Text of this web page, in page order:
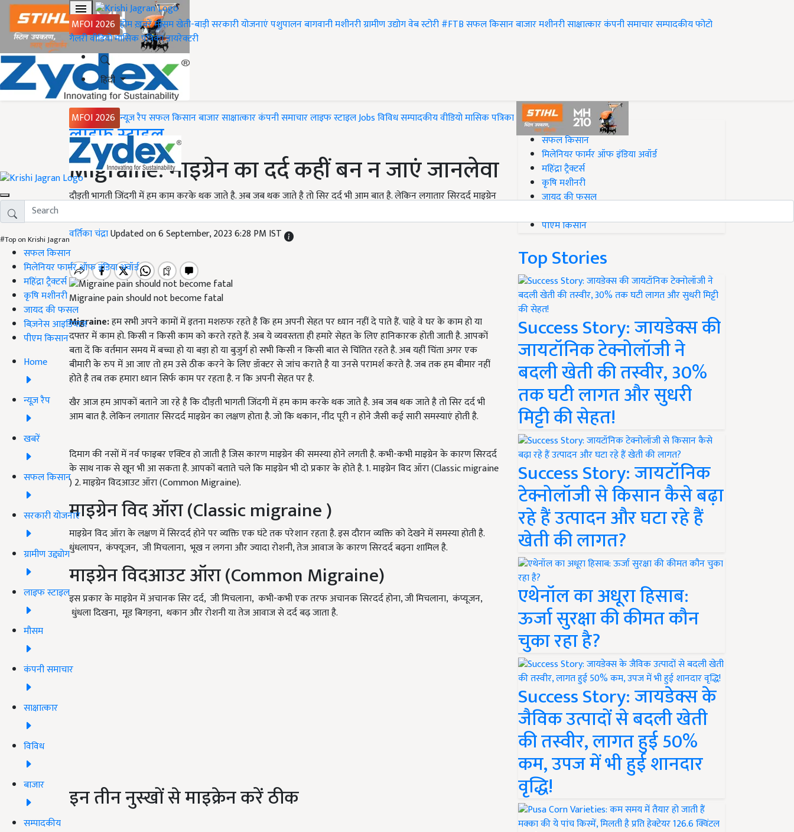
MFOI 2026 होमख़बरेंमौसमखेती-बाड़ीसरकारी योजनाएंपशुपालनबागवानीमशीनरीग्रामीण उद्योगवेब स्टोरी#FTBसफल किसानबाजारमशीनरीसाक्षात्कारकंपनी समाचारसम्पादकीयफोटो
गैलरीवीडियोमासिक पत्रिकाडायरेक्टरी
हिंदी
MFOI 2026 न्यूज़ रैपसफल किसानबाजारसाक्षात्कारकंपनी समाचारलाइफ स्टाइलJobsविविधसम्पादकीयवीडियोमासिक पत्रिका
#Top on Krishi Jagran
सफल किसान
मिलेनियर फार्मर ऑफ इंडिया अवॉर्ड
महिंद्रा ट्रैक्टर्स
कृषि मशीनरी
जायद की फसल
बिज़नेस आइडियाज
पीएम किसान
Home
न्यूज़ रैप
खबरें
सफल किसान
सरकारी योजनाएं
ग्रामीण उद्द्योग
लाइफ स्टाइल
मौसम
कंपनी समाचार
साक्षात्कार
विविध
बाजार
सम्पादकीय
Home
लाइफ स्टाइल
Migraine: माइग्रेन का दर्द कहीं बन न जाएं जानलेवा
दौड़ती भागती जिंदगी में हम काम करके थक जाते है. अब जब थक जाते है तो सिर दर्द भी आम बात है. लेकिन लगातार सिरदर्द माइग्रेन
वर्तिका चंद्राUpdated on 6 September, 2023 6:28 PM IST
Migraine pain should not become fatal
Migraine:हम सभी अपने कामों में इतना मशरुफ रहते है कि हम अपनी सेहत पर ध्यान नहीं दे पाते हैं. चाहे वे घर के काम हो या
दफ्तर में काम हो. किसी न किसी काम को करते रहते हैं. अब ये व्यवस्तता ही हमारे सेहत के लिए हानिकारक होती जाती है. आपकों
बता दें कि वर्तमान समय में बच्चा हो या बड़ा हो या बुजुर्ग हो सभी किसी न किसी बात से चिंतित रहते है. अब यहीं चिंता अगर एक
बीमारी के रुप में आ जाए तो हम उसे ठीक करने के लिए डॉक्टर से जांच कराते है या उनसे परामर्श करते है. जब तक हम बीमार नहीं
होते है तब तक हमारा ध्यान सिर्फ काम पर रहता है. न कि अपनी सेहत पर है.
खैर आज हम आपकों बताने जा रहे है कि दौड़ती भागती जिंदगी में हम काम करके थक जाते है. अब जब थक जाते है तो सिर दर्द भी
आम बात है. लेकिन लगातार सिरदर्द माइग्रेन का लक्षण होता है. जो कि थकान, नींद पूरी न होने जैसी कई सारी समस्याएं होती है.
दिमाग की नसों में नर्व फाइबर एक्टिव हो जाती है जिस कारण माइग्रेन की समस्या होने लगती है. कभी-कभी माइग्रेन के कारण सिरदर्द
के साथ नाक से खून भी आ सकता है. आपकों बताते चले कि माइग्रेन भी दो प्रकार के होते है. 1. माइग्रेन विद ऑरा (Classic migraine
) 2. माइग्रेन विदआउट ऑरा (Common Migraine).
माइग्रेन विद ऑरा (Classic migraine )
माइग्रेन विद ऑरा के लक्षण में सिरदर्द होने पर व्यक्ति एक घंटे तक परेशान रहता है. इस दौरान व्यक्ति को देखने में समस्या होती है.
धुंधलापन, कंफ्यूजन, जी मिचलाना, भूख न लगना और ज्यादा रोशनी, तेज आवाज के कारण सिरदर्द बढ़ना शामिल है.
माइग्रेन विदआउट ऑरा (Common Migraine)
इस प्रकार के माइग्रेन में अचानक सिर दर्द, जी मिचलाना, कभी-कभी एक तरफ अचानक सिरदर्द होना, जी मिचलाना, कंप्यूजन,
धुंधला दिखना, मूड बिगड़ना, थकान और रोशनी या तेज आवाज से दर्द बढ़ जाता है.
इन तीन नुस्खों से माइक्रेन करें ठीक
#Top on Krishi Jagran
सफल किसान
मिलेनियर फार्मर ऑफ इंडिया अवॉर्ड
महिंद्रा ट्रैक्टर्स
कृषि मशीनरी
जायद की फसल
पीएम किसान
Top Stories
Success Story: जायडेक्स की
जायटॉनिक टेक्नोलॉजी ने
बदली खेती की तस्वीर, 30%
तक घटी लागत और सुधरी
मिट्टी की सेहत!
Success Story: जायटॉनिक
टेक्नोलॉजी से किसान कैसे बढ़ा
रहे हैं उत्पादन और घटा रहे हैं
खेती की लागत?
एथेनॉल का अधूरा हिसाब:
ऊर्जा सुरक्षा की कीमत कौन
चुका रहा है?
Success Story: जायडेक्स के
जैविक उत्पादों से बदली खेती
की तस्वीर, लागत हुई 50%
कम, उपज में भी हुई शानदार
वृद्धि!